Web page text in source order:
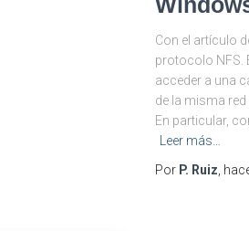
Con el artículo
protocolo NFS.
acceder a una
de la misma
En particular,
Leer más…
Por P. Ruiz,